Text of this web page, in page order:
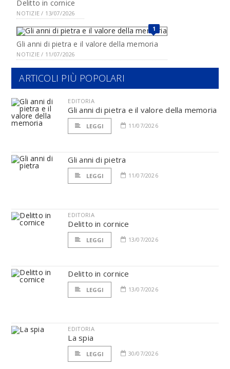
Delitto in cornice
NOTIZIE / 13/07/2026
1
Gli anni di pietra e il valore della memoria
NOTIZIE / 11/07/2026
ARTICOLI PIÙ POPOLARI
EDITORIA
Gli anni di pietra e il valore della memoria
LEGGI 11/07/2026
Gli anni di pietra
LEGGI 11/07/2026
EDITORIA
Delitto in cornice
LEGGI 13/07/2026
Delitto in cornice
LEGGI 13/07/2026
EDITORIA
La spia
LEGGI 30/07/2026